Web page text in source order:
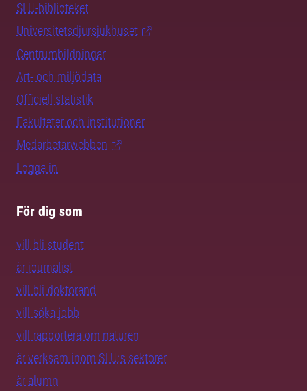
SLU-biblioteket
Universitetsdjursjukhuset
Centrumbildningar
Art- och miljödata
Officiell statistik
Fakulteter och institutioner
Medarbetarwebben
Logga in
För dig som
vill bli student
är journalist
vill bli doktorand
vill söka jobb
vill rapportera om naturen
är verksam inom SLU:s sektorer
är alumn